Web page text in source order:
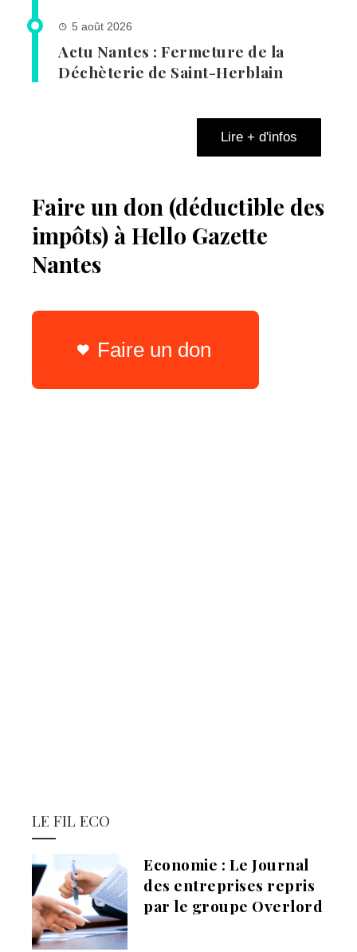
5 août 2026
Actu Nantes : Fermeture de la
Déchèterie de Saint-Herblain
Lire + d'infos
Faire un don (déductible des
impôts) à Hello Gazette
Nantes
Faire un don
LE FIL ECO
Economie : Le Journal
des entreprises repris
par le groupe Overlord